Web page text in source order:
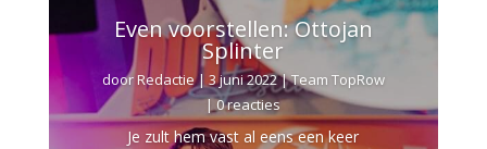
Even voorstellen: Ottojan
Splinter
doorRedactie| 3 juni 2022|Team TopRow
| 0 reacties
Je zult hem vast al eens een keer